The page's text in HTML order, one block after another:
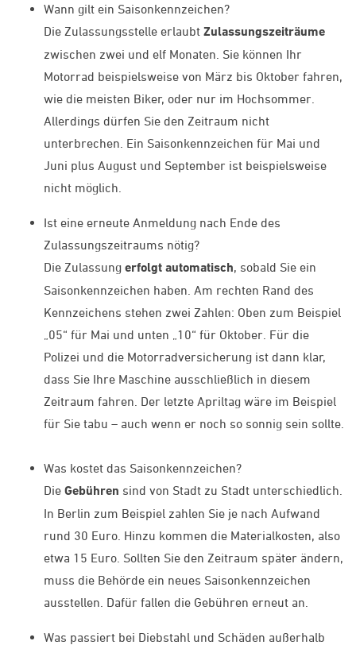
Wann gilt ein Saisonkennzeichen?
Die Zulassungsstelle erlaubt Zulassungszeiträume
zwischen zwei und elf Monaten. Sie können Ihr
Motorrad beispielsweise von März bis Oktober fahren,
wie die meisten Biker, oder nur im Hochsommer.
Allerdings dürfen Sie den Zeitraum nicht
unterbrechen. Ein Saisonkennzeichen für Mai und
Juni plus August und September ist beispielsweise
nicht möglich.
Ist eine erneute Anmeldung nach Ende des
Zulassungszeitraums nötig?
Die Zulassung erfolgt automatisch, sobald Sie ein
Saisonkennzeichen haben. Am rechten Rand des
Kennzeichens stehen zwei Zahlen: Oben zum Beispiel
„05“ für Mai und unten „10“ für Oktober. Für die
Polizei und die Motorradversicherung ist dann klar,
dass Sie Ihre Maschine ausschließlich in diesem
Zeitraum fahren. Der letzte Apriltag wäre im Beispiel
für Sie tabu – auch wenn er noch so sonnig sein sollte.
Was kostet das Saisonkennzeichen?
Die Gebühren sind von Stadt zu Stadt unterschiedlich.
In Berlin zum Beispiel zahlen Sie je nach Aufwand
rund 30 Euro. Hinzu kommen die Materialkosten, also
etwa 15 Euro. Sollten Sie den Zeitraum später ändern,
muss die Behörde ein neues Saisonkennzeichen
ausstellen. Dafür fallen die Gebühren erneut an.
Was passiert bei Diebstahl und Schäden außerhalb